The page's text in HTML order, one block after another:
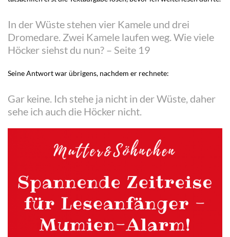
In der Wüste stehen vier Kamele und drei
Dromedare. Zwei Kamele laufen weg. Wie viele
Höcker siehst du nun? – Seite 19
Seine Antwort war übrigens, nachdem er rechnete:
Gar keine. Ich stehe ja nicht in der Wüste, daher
sehe ich auch die Höcker nicht.